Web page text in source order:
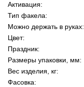
Активация:
Тип факела:
Можно держать в руках:
Цвет:
Праздник:
Размеры упаковки, мм:
Вес изделия, кг:
Фасовка: